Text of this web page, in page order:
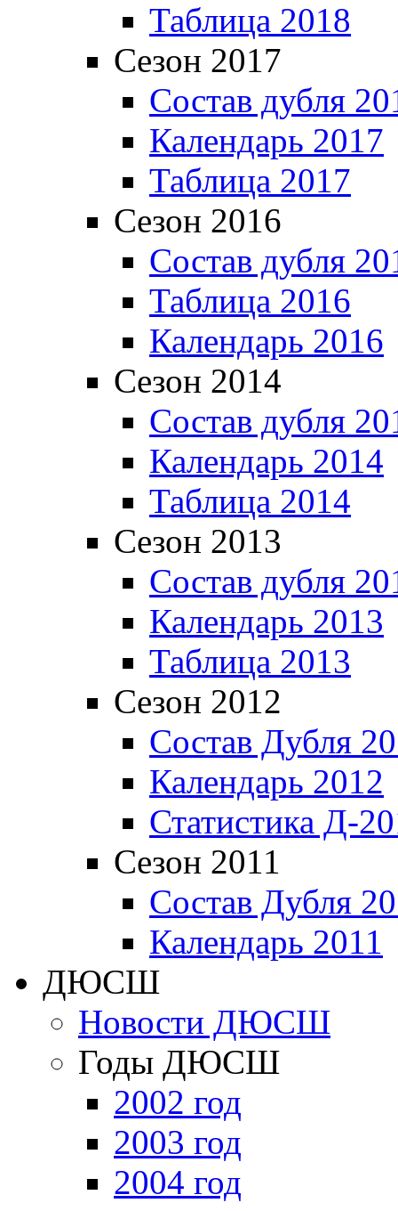
Таблица 2018
Сезон 2017
Состав дубля
Календарь 2017
Таблица 2017
Сезон 2016
Состав дубля
Таблица 2016
Календарь 2016
Сезон 2014
Состав дубля
Календарь 2014
Таблица 2014
Сезон 2013
Состав дубля
Календарь 2013
Таблица 2013
Сезон 2012
Состав Дубля
Календарь 2012
Статистика Д-
Сезон 2011
Состав Дубля
Календарь 2011
ДЮСШ
Новости ДЮСШ
Годы ДЮСШ
2002 год
2003 год
2004 год